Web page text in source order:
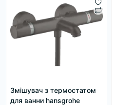
Змішувач з термостатом
для ванни hansgrohe